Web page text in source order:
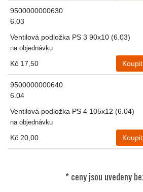
9500000000630
6.03
Ventilová podložka PS 3 90x10 (6.03)
na objednávku
Kč 17,50 Koupit
9500000000640
6.04
Ventilová podložka PS 4 105x12 (6.04)
na objednávku
Kč 20,00 Koupit